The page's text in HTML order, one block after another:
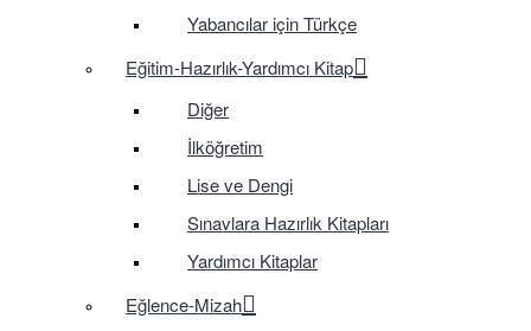
Yabancılar için Türkçe
Eğitim-Hazırlık-Yardımcı Kitap
Diğer
İlköğretim
Lise ve Dengi
Sınavlara Hazırlık Kitapları
Yardımcı Kitaplar
Eğlence-Mizah